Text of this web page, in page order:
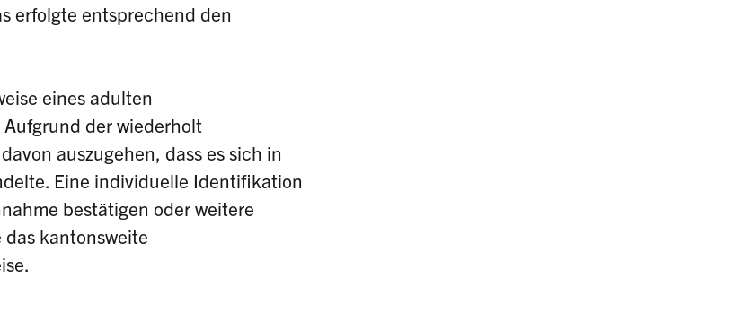
erfolgte entsprechend den
eines adulten
der wiederholt
auszugehen, dass es sich in
Eine individuelle Identifikation
bestätigen oder weitere
kantonsweite